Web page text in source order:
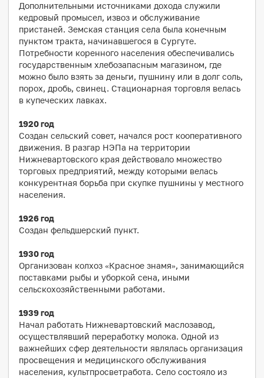
Дополнительными источниками дохода служили
кедровый промысел, извоз и обслуживание
пристаней. Земская станция села была конечным
пунктом тракта, начинавшегося в Сургуте.
Потребности коренного населения обеспечивались
государственным хлебозапасным магазином, где
можно было взять за деньги, пушнину или в долг соль,
порох, дробь, свинец. Стационарная торговля велась
в купеческих лавках.
1920 год
Создан сельский совет, начался рост кооперативного
движения. В разгар НЭПа на территории
Нижневартовского края действовало множество
торговых предприятий, между которыми велась
конкурентная борьба при скупке пушнины у местного
населения.
1926 год
Создан фельдшерский пункт.
1930 год
Организован колхоз «Красное знамя», занимающийся
поставками рыбы и уборкой сена, иными
сельскохозяйственными работами.
1939 год
Начал работать Нижневартовский маслозавод,
осуществлявший переработку молока. Одной из
важнейших сфер деятельности являлась организация
просвещения и медицинского обслуживания
населения, культпросветработа. Село состояло из